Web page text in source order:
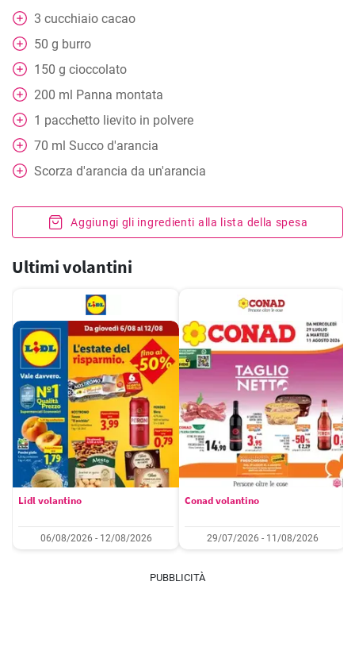
3 cucchiaio cacao
50 g burro
150 g cioccolato
200 ml Panna montata
1 pacchetto lievito in polvere
70 ml Succo d'arancia
Scorza d'arancia da un'arancia
Aggiungi gli ingredienti alla lista della spesa
Ultimi volantini
Lidl volantino
06/08/2026 - 12/08/2026
Conad volantino
29/07/2026 - 11/08/2026
PUBBLICITÀ